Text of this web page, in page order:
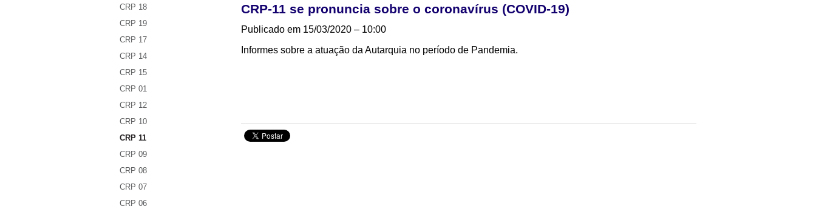
CRP 18
CRP 19
CRP 17
CRP 14
CRP 15
CRP 01
CRP 12
CRP 10
CRP 11
CRP 09
CRP 08
CRP 07
CRP 06
CRP-11 se pronuncia sobre o coronavírus (COVID-19)
Publicado em 15/03/2020 – 10:00
Informes sobre a atuação da Autarquia no período de Pandemia.